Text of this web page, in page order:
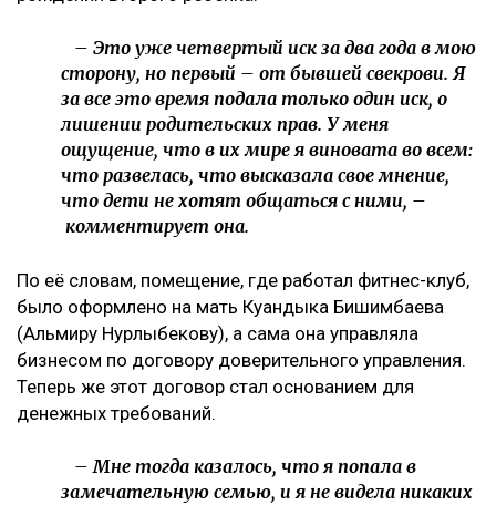
– Это уже четвертый иск за два года в мою
сторону, но первый – от бывшей свекрови. Я
за все это время подала только один иск, о
лишении родительских прав. У меня
ощущение, что в их мире я виновата во всем:
что развелась, что высказала свое мнение,
что дети не хотят общаться с ними, –
комментирует она.
По её словам, помещение, где работал фитнес-клуб,
было оформлено на мать Куандыка Бишимбаева
(Альмиру Нурлыбекову), а сама она управляла
бизнесом по договору доверительного управления.
Теперь же этот договор стал основанием для
денежных требований.
– Мне тогда казалось, что я попала в
замечательную семью, и я не видела никаких